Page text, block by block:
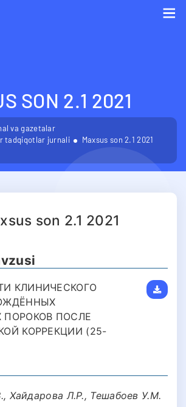
SON 2.1 2021
va gazetalar
tadqiqotlar jurnali
Maxsus son 2.1 2021
son 2.1 2021
КЛИНИЧЕСКОГО
ПОРОКОВ ПОСЛЕ
КОРРЕКЦИИ (25-
Хайдарова Л.Р., Тешабоев У.М.